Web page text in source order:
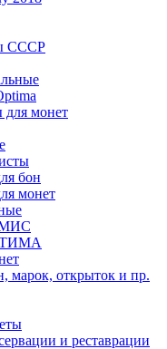
СССР
монет
бон
монет
марок, открыток и пр.
и реставрации